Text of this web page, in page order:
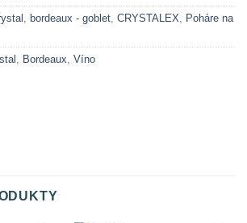
bordeaux - goblet CRYSTALEX
Poháre na
Bordeaux Víno